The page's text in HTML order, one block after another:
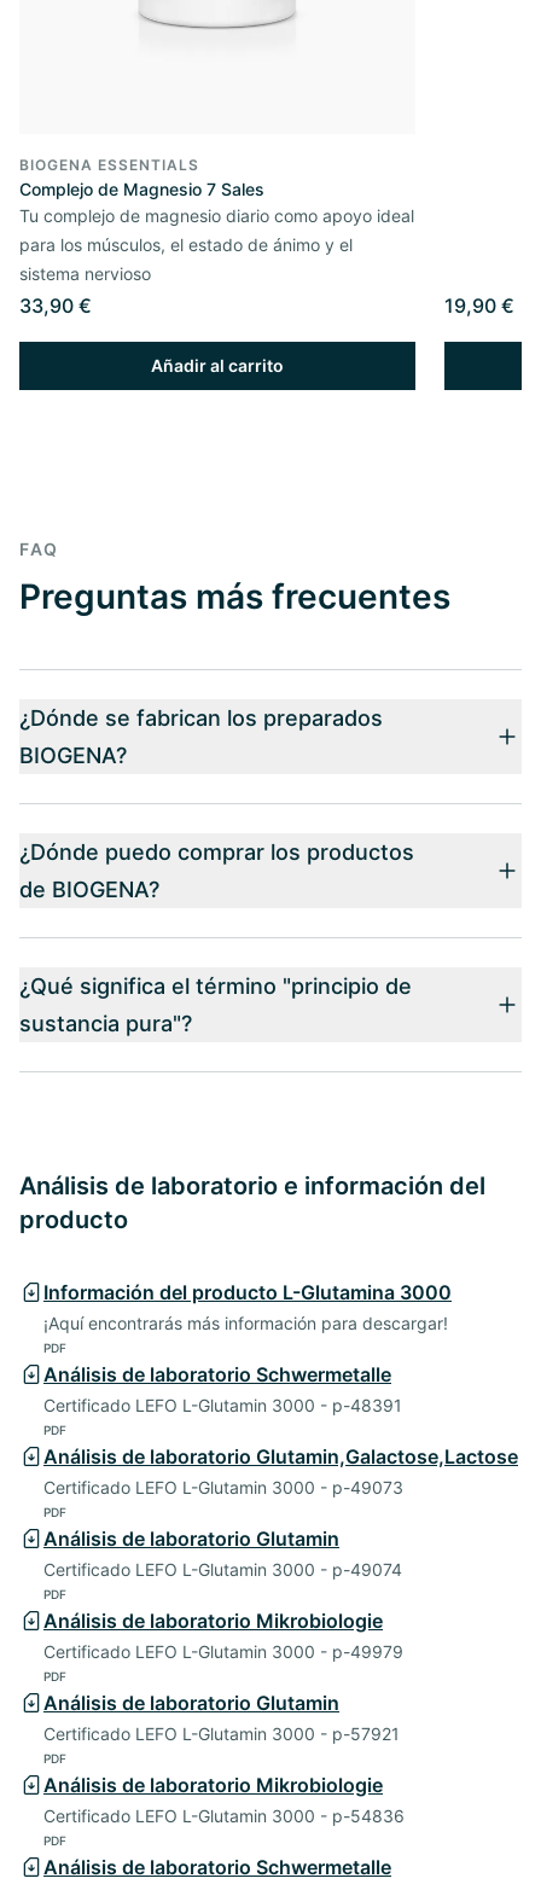
BIOGENA ESSENTIALS
Complejo de Magnesio 7 Sales
Tu complejo de magnesio diario como apoyo ideal
para los músculos, el estado de ánimo y el
sistema nervioso
33,90 €
Añadir al carrito
19,90 €
FAQ
Preguntas más frecuentes
¿Dónde se fabrican los preparados
BIOGENA?
¿Dónde puedo comprar los productos
de BIOGENA?
¿Qué significa el término "principio de
sustancia pura"?
Análisis de laboratorio e información del
producto
Información del producto L-Glutamina 3000
¡Aquí encontrarás más información para descargar!
PDF
Análisis de laboratorio Schwermetalle
Certificado LEFO L-Glutamin 3000 - p-48391
PDF
Análisis de laboratorio Glutamin,Galactose,Lactose
Certificado LEFO L-Glutamin 3000 - p-49073
PDF
Análisis de laboratorio Glutamin
Certificado LEFO L-Glutamin 3000 - p-49074
PDF
Análisis de laboratorio Mikrobiologie
Certificado LEFO L-Glutamin 3000 - p-49979
PDF
Análisis de laboratorio Glutamin
Certificado LEFO L-Glutamin 3000 - p-57921
PDF
Análisis de laboratorio Mikrobiologie
Certificado LEFO L-Glutamin 3000 - p-54836
PDF
Análisis de laboratorio Schwermetalle